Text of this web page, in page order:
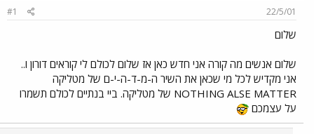
ש
א
22/5/01
#1
שלום
שלום אנשים מה קורה אני חדש כאן אז שלום לכולם לי קוראים דורון ו..
אני מקדיש לכל מי שכאן את השיר ה-מ-ד-ה-י-ם של מטליקה
NOTHING ALSE MATTER של מטליקה. ביי בנתיים לכולם תשמרו
על עצמכם